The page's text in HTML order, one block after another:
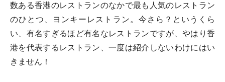
数ある香港のレストランのなかで最も人気のレストラン
のひとつ、ヨンキーレストラン。今さら？というくら
い、有名すぎるほど有名なレストランですが、やはり香
港を代表するレストラン、一度は紹介しないわけにはい
きません！